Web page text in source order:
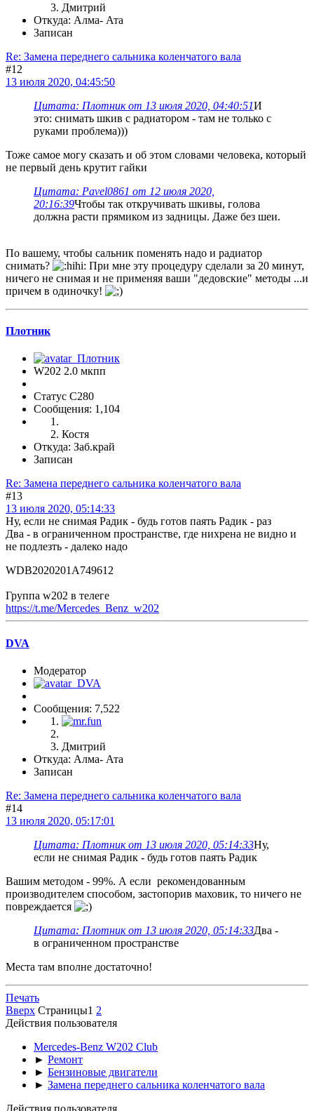
Дмитрий
Откуда: Алма- Ата
Записан
Re: Замена переднего сальника коленчатого вала
#12
13 июля 2020, 04:45:50
Цитата: Плотник от 13 июля 2020, 04:40:51И
это: снимать шкив с радиатором - там не только с
руками проблема)))
Тоже самое могу сказать и об этом словами человека, который
не первый день крутит гайки
Цитата: Pavel0861 от 12 июля 2020,
20:16:39Чтобы так откручивать шкивы, голова
должна расти прямиком из задницы. Даже без шеи.
По вашему, чтобы сальник поменять надо и радиатор
снимать?
При мне эту процедуру сделали за 20 минут,
ничего не снимая и не применяя ваши "дедовские" методы ...и
причем в одиночку!
Плотник
W202 2.0 мкпп
Статус C280
Сообщения: 1,104
Костя
Откуда: Заб.край
Записан
Re: Замена переднего сальника коленчатого вала
#13
13 июля 2020, 05:14:33
Ну, если не снимая Радик - будь готов паять Радик - раз
Два - в ограниченном пространстве, где нихрена не видно и
не подлезть - далеко надо
WDB2020201A749612
Группа w202 в телеге
https://t.me/Mercedes_Benz_w202
DVA
Модератор
Сообщения: 7,522
Дмитрий
Откуда: Алма- Ата
Записан
Re: Замена переднего сальника коленчатого вала
#14
13 июля 2020, 05:17:01
Цитата: Плотник от 13 июля 2020, 05:14:33Ну,
если не снимая Радик - будь готов паять Радик
Вашим методом - 99%. А если рекомендованным
производителем способом, застопорив маховик, то ничего не
повреждается
Цитата: Плотник от 13 июля 2020, 05:14:33Два -
в ограниченном пространстве
Места там вполне достаточно!
Печать
Вверх Страницы1 2
Действия пользователя
Mercedes-Benz W202 Club
► Ремонт
► Бензиновые двигатели
► Замена переднего сальника коленчатого вала
Действия пользователя